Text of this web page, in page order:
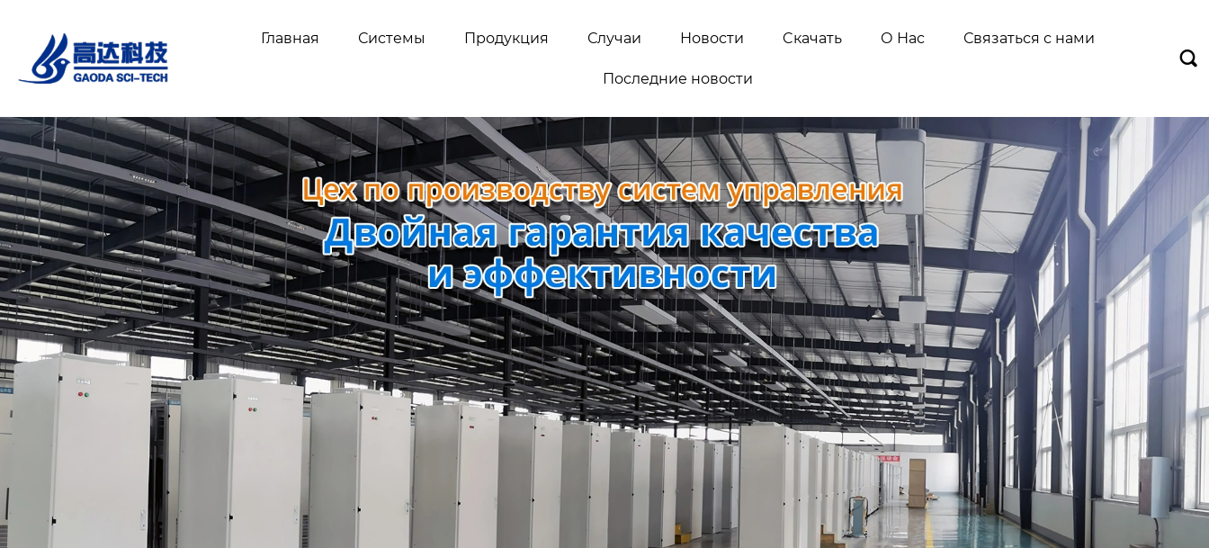
Главная Системы Продукция Случаи Новости Cкачать О Нас Связаться с нами
Последние новости
